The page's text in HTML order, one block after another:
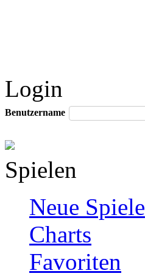
Login
Benutzername
Spielen
Neue Spiele
Charts
Favoriten